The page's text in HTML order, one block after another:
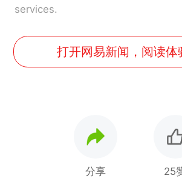
services.
打开网易新闻，阅读体
分享 25